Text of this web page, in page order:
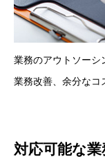
業務のアウトソーシ
業務改善、余分なコ
対応可能な業